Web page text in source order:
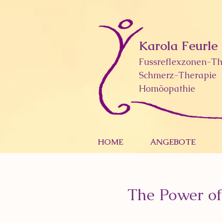
Karola Feurle
Fussreflexzonen-
Schmerz-Therapie
Homöopathie
HOME ANGEBOTE
The Power